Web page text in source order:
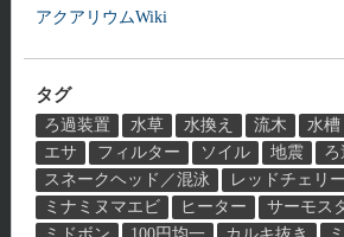
アクアリウムWiki
タグ
ろ過装置 水草 水換え 流木 水槽
エサ
フィルター ソイル 地震 ろ
スネークヘッド／混泳
レッドチェリ
ミナミヌマエビ
ヒーター サーモス